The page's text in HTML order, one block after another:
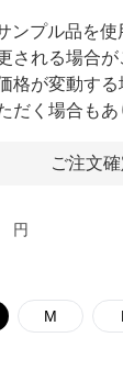
ンプル品を使
される場合
格が変動す
だく場合もあ
ご注文
円
M L